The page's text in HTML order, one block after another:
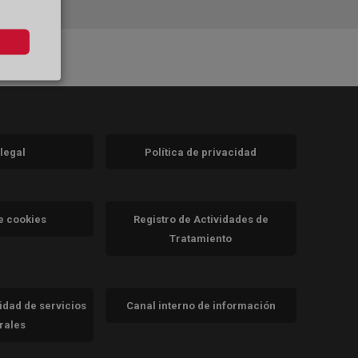
Política de privacidad
cookies
Registro de Actividades de
Tratamiento
de servicios
Canal interno de información